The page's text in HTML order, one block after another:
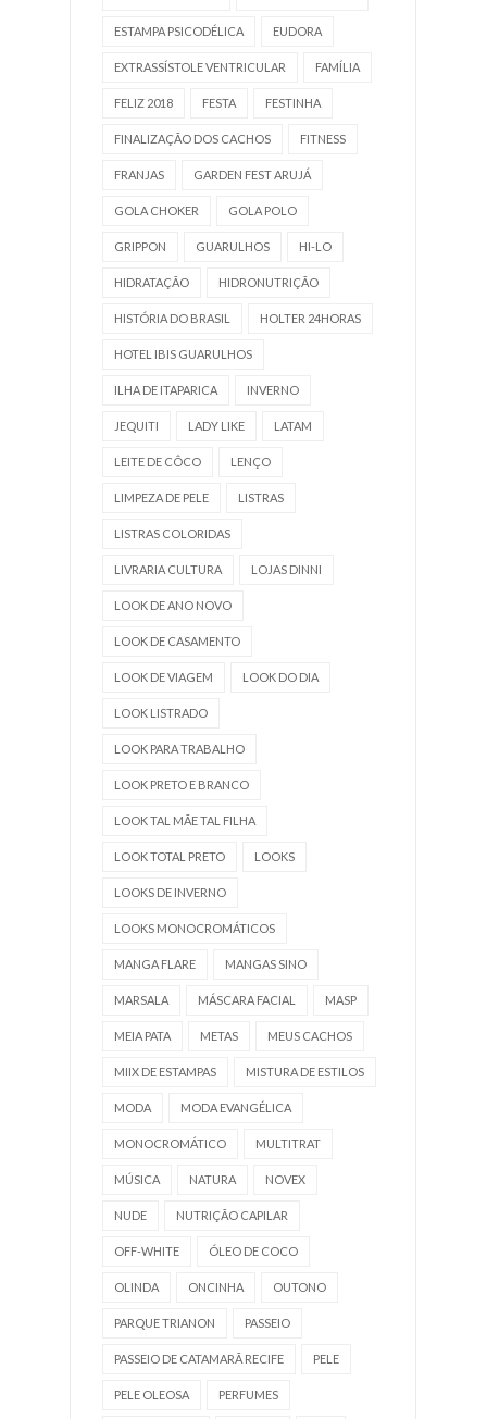
ESTAMPA PSICODÉLICA EUDORA
EXTRASSÍSTOLE VENTRICULAR FAMÍLIA
FELIZ 2018 FESTA FESTINHA
FINALIZAÇÃO DOS CACHOS FITNESS
FRANJAS GARDEN FEST ARUJÁ
GOLA CHOKER GOLA POLO
GRIPPON GUARULHOS HI-LO
HIDRATAÇÃO HIDRONUTRIÇÃO
HISTÓRIA DO BRASIL HOLTER 24HORAS
HOTEL IBIS GUARULHOS
ILHA DE ITAPARICA INVERNO
JEQUITI LADY LIKE LATAM
LEITE DE CÔCO LENÇO
LIMPEZA DE PELE LISTRAS
LISTRAS COLORIDAS
LIVRARIA CULTURA LOJAS DINNI
LOOK DE ANO NOVO
LOOK DE CASAMENTO
LOOK DE VIAGEM LOOK DO DIA
LOOK LISTRADO
LOOK PARA TRABALHO
LOOK PRETO E BRANCO
LOOK TAL MÃE TAL FILHA
LOOK TOTAL PRETO LOOKS
LOOKS DE INVERNO
LOOKS MONOCROMÁTICOS
MANGA FLARE MANGAS SINO
MARSALA MÁSCARA FACIAL MASP
MEIA PATA METAS MEUS CACHOS
MIIX DE ESTAMPAS MISTURA DE ESTILOS
MODA MODA EVANGÉLICA
MONOCROMÁTICO MULTITRAT
MÚSICA NATURA NOVEX
NUDE NUTRIÇÃO CAPILAR
OFF-WHITE ÓLEO DE COCO
OLINDA ONCINHA OUTONO
PARQUE TRIANON PASSEIO
PASSEIO DE CATAMARÃ RECIFE PELE
PELE OLEOSA PERFUMES